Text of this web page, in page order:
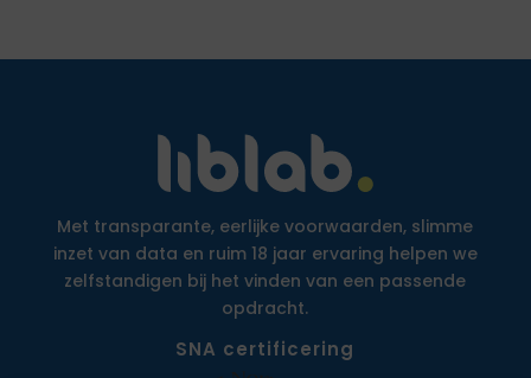
Met transparante, eerlijke voorwaarden, slimme
inzet van data en ruim 18 jaar ervaring helpen we
zelfstandigen bij het vinden van een passende
opdracht.
SNA certificering